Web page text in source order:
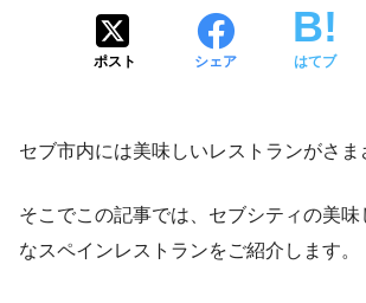
ポスト シェア はてブ
セブ市内には美味しいレストランがさま
そこでこの記事では、セブシティの美
なスペインレストランをご紹介します。